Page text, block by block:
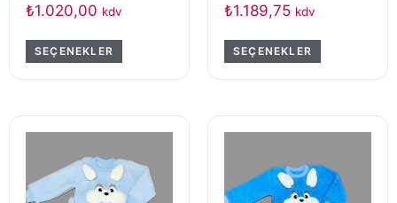
₺1.020,00 kdv
SEÇENEKLER
₺1.189,75 kdv
SEÇENEKLER